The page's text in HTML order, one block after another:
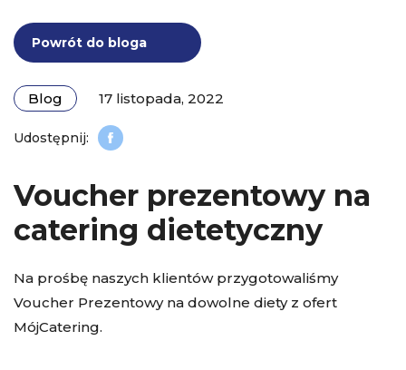
Powrót do bloga
Blog 17 listopada, 2022
Voucher prezentowy na
catering dietetyczny
Na prośbę naszych klientów przygotowaliśmy
Voucher Prezentowy na dowolne diety z ofert
MójCatering.